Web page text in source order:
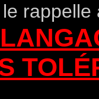
rappelle